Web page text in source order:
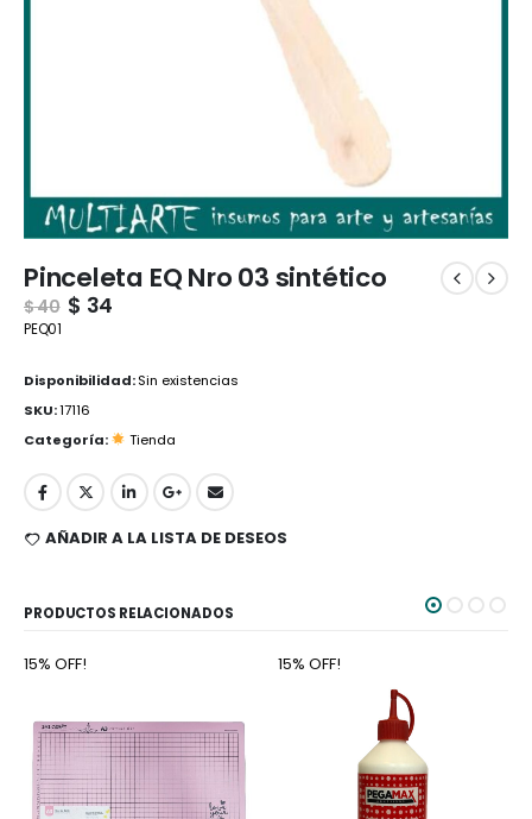
Pinceleta EQ Nro 03 sintético
$40 $ 34
PEQ01
Disponibilidad:Sin existencias
SKU:17116
Categoría:
Tienda
AÑADIR A LA LISTA DE DESEOS
PRODUCTOS RELACIONADOS
15% OFF! 15% OFF!